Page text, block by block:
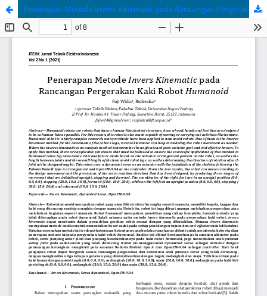
Penerapan Metode Invers Kinematic pada Rancangan Pergerakan Kaki Robot Humanoid